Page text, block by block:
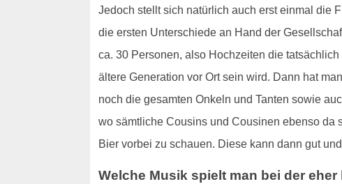
Jedoch stellt sich natürlich auch erst einmal die
die ersten Unterschiede an Hand der
ca. 30 Personen, also Hochzeiten die
ältere Generation vor Ort sein wird. Dann hat
noch die gesamten Onkeln und Tanten sowie
wo sämtliche Cousins und Cousinen ebenso da
Bier vorbei zu schauen. Diese kann dann gut
Welche Musik spielt man bei der